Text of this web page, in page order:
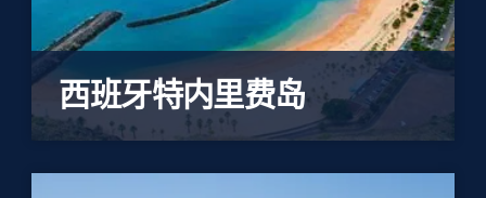
西班牙特内里费岛